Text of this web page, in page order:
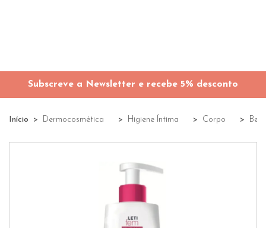
Subscreve a Newsletter e recebe 5% desconto
Início Dermocosmética Higiene Íntima Corpo